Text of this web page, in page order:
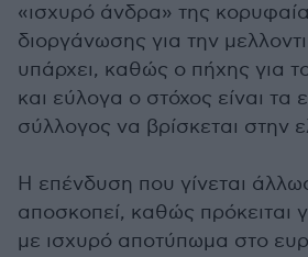
«ισχυρό άνδρα» της
διοργάνωσης για την
υπάρχει, καθώς ο πήχης για
και εύλογα ο στόχος είναι τα
σύλλογος να βρίσκεται στην
Η επένδυση που γίνεται
αποσκοπεί, καθώς πρόκειται
με ισχυρό αποτύπωμα στο